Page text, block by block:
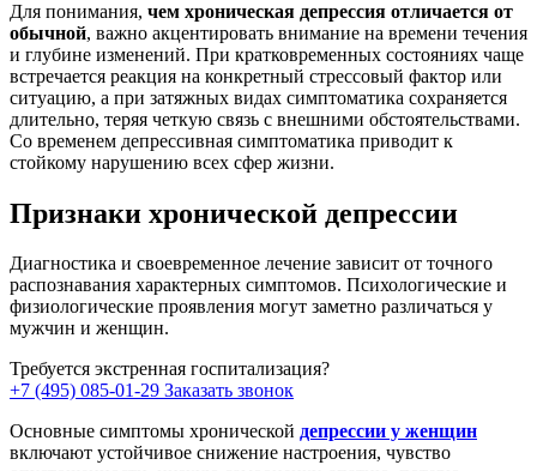
Для понимания, чем хроническая депрессия отличается от
обычной, важно акцентировать внимание на времени течения
и глубине изменений. При кратковременных состояниях чаще
встречается реакция на конкретный стрессовый фактор или
ситуацию, а при затяжных видах симптоматика сохраняется
длительно, теряя четкую связь с внешними обстоятельствами.
Со временем депрессивная симптоматика приводит к
стойкому нарушению всех сфер жизни.
Признаки хронической депрессии
Диагностика и своевременное лечение зависит от точного
распознавания характерных симптомов. Психологические и
физиологические проявления могут заметно различаться у
мужчин и женщин.
Требуется экстренная госпитализация?
+7 (495) 085-01-29 Заказать звонок
Основные симптомы хронической депрессии у женщин
включают устойчивое снижение настроения, чувство